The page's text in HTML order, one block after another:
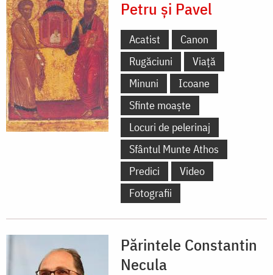
Petru și Pavel
Acatist
Canon
Rugăciuni
Viață
Minuni
Icoane
Sfinte moaște
Locuri de pelerinaj
Sfântul Munte Athos
Predici
Video
Fotografii
Părintele Constantin
Necula